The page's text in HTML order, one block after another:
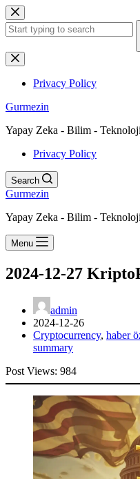
Skip
to
content
No
results
Privacy Policy
Gurmezin
Yapay Zeka - Bilim -
Privacy Policy
Search
Gurmezin
Yapay Zeka - Bilim -
Menu
2024-12-27
admin
2024-12-26
Cryptocurrency, haber
summary
Post Views: 984